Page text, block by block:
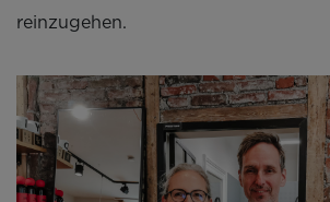
reinzugehen.